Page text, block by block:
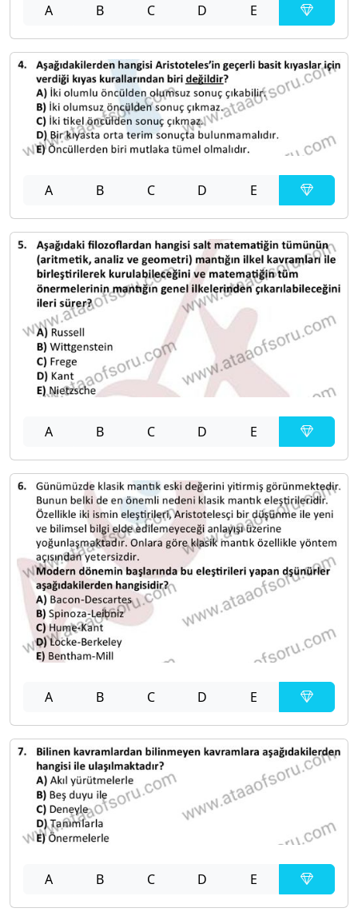
A B C D E
A B C D E
A B C D E
A B C D E
A B C D E